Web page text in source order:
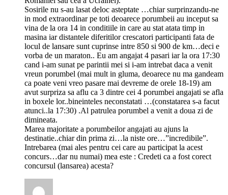
Sosirile nu s-au lasat deloc asteptate …chiar surprinzandu-ne
in mod extraordinar pe toti deoarece porumbeii au inceput sa
vina de la ora 14 in conditiile in care au stat atata timp in
masina iar distantele diferitilor crescatori participanti fata de
locul de lansare sunt cuprinse intre 850 si 900 de km…deci e
vorba de un maraton.. Eu am angajat 4 pasari iar la ora 17:30
cand i-am sunat pe parintii mei si i-am intrebat daca a venit
vreun porumbel (mai mult in gluma, deoarece nu ma gandeam
ca poate veni vreo pasare mai devreme de orele 18-19) am
avut surpriza sa aflu ca 3 dintre cei 4 porumbei angajati se afla
in boxele lor..bineinteles neconstatati …(constatarea s-a facut
atunci..la 17:30) .Al patrulea porumbel a venit a doua zi de
dimineata.
Marea majoritate a porumbeilor angajati au ajuns la
destinatie..chiar din prima zi…la niste ore…”incredibile”.
Intrebarea (mai ales pentru cei care au participat la acest
concurs…dar nu numai) mea este : Credeti ca a fost corect
concursul (lansarea) acesta?